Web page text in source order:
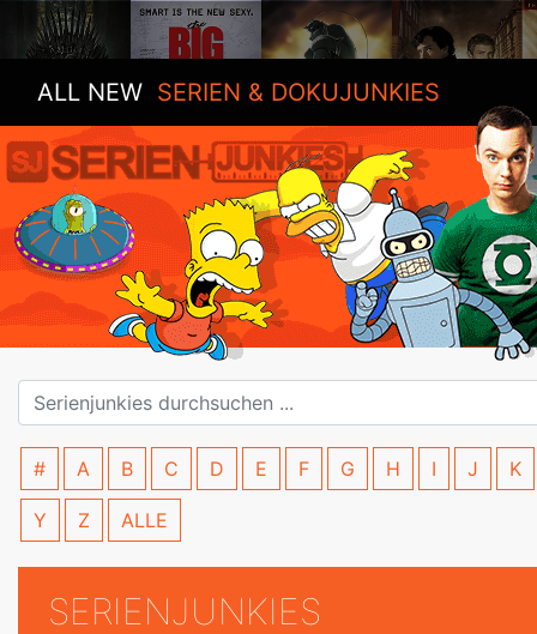
ALL NEW SERIEN & DOKUJUNKIES
# A B C D E F G H I J K
Y Z ALLE
SERIENJUNKIES